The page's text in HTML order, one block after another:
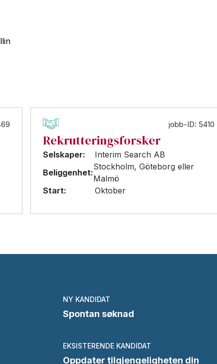
jobb-ID: 5410
Rekrutteringsforsker
Selskaper:
Interim Search AB
Beliggenhet:
Stockholm, Göteborg eller
Malmö
Start:
Oktober
NY KANDIDAT
Spontan søknad
EKSISTERENDE KANDIDAT
Oppdater tilgjengeligheten din